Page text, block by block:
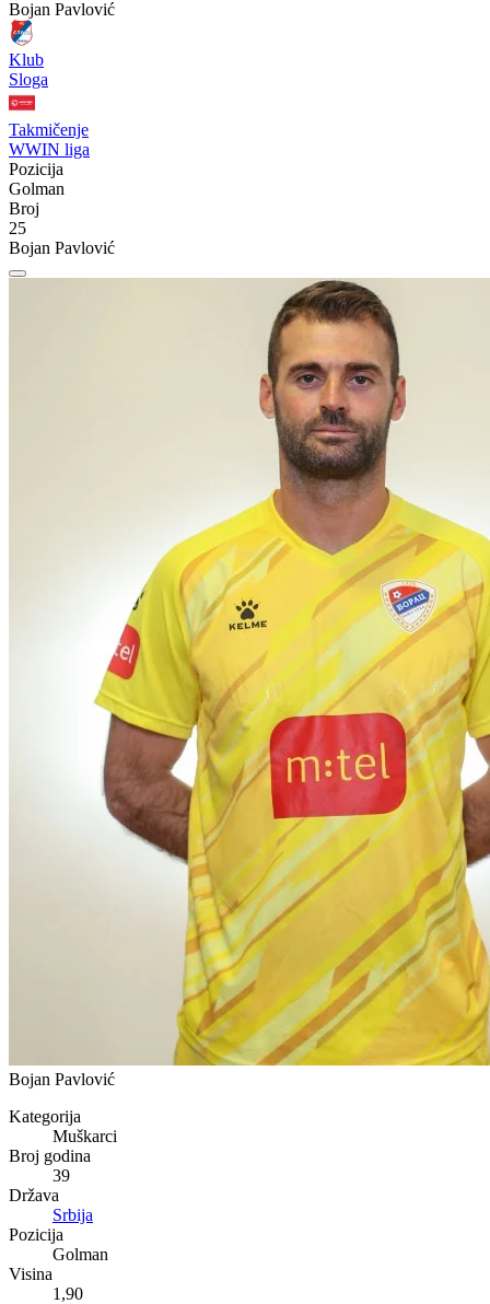
Bojan Pavlović
Klub
Sloga
Takmičenje
WWIN liga
Pozicija
Golman
Broj
25
Bojan Pavlović
Bojan Pavlović
Kategorija
Muškarci
Broj godina
39
Država
Srbija
Pozicija
Golman
Visina
1,90